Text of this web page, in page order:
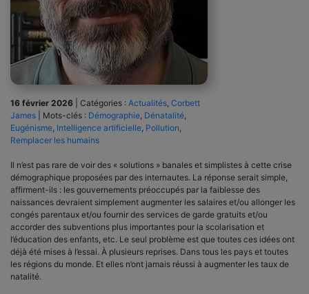
16 février 2026 Catégories : Actualités, Corbett
James
Mots-clés : Démographie, Dénatalité,
Eugénisme, Intelligence artificielle, Pollution,
Remplacer les humains
Il n’est pas rare de voir des « solutions » banales et simplistes à cette crise
démographique proposées par des internautes. La réponse serait simple,
affirment-ils : les gouvernements préoccupés par la faiblesse des
naissances devraient simplement augmenter les salaires et/ou allonger les
congés parentaux et/ou fournir des services de garde gratuits et/ou
accorder des subventions plus importantes pour la scolarisation et
l’éducation des enfants, etc. Le seul problème est que toutes ces idées ont
déjà été mises à l’essai. À plusieurs reprises. Dans tous les pays et toutes
les régions du monde. Et elles n’ont jamais réussi à augmenter les taux de
natalité.